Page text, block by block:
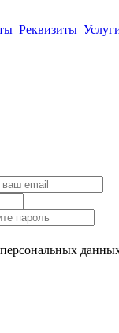
Реквизиты